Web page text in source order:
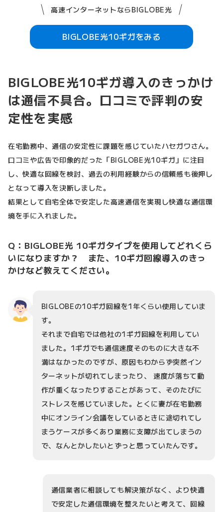
高速インターネットならBIGLOBE光
BIGLOBE光10ギガをみる
BIGLOBE光10ギガ導入のきっかけ
は通信不具合。口コミで評判の安
定性を実感
在宅勤務中、通信の安定性に課題を感じていたハセガワさん。
口コミや広告で印象的だった「BIGLOBE光10ギガ」に注目
し、快適な回線を検討、過去の利用経験からの信頼感も後押し
となって導入を決断しました。
結果として自宅全体で安定した高速通信を実現し快適な通信環
境を手に入れました。
Q：BIGLOBE光 10ギガタイプを使用してどれくら
いになりますか？ また、10ギガ回線導入のきっ
かけなど教えてください。
BIGLOBEの10ギガ回線を1年くらい使用していま
す。
それまで自宅では他社の1ギガ回線を利用してい
ました。1ギガでも通信速度そのものに大きな不
満はなかったのですが、原因もわからず突然イン
ターネットが切れてしまったり、 速度が落ちて動
作が重くなったりすることがあって、そのたびに
ストレスを感じていました。とくに妻が在宅勤務
中にオンライン会議をしているときに途切れてし
まうケースが多くあり業務に支障が出てしまうの
で、なんとかしたいとずっと思っていたんです。
通信業者に相談しても解決策がなく、より快適
で安定した通信環境を整えたいと考えて、回線